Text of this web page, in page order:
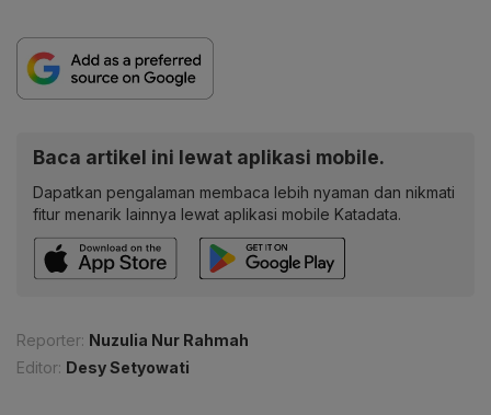
Baca artikel ini lewat aplikasi mobile.
Dapatkan pengalaman membaca lebih nyaman dan nikmati
fitur menarik lainnya lewat aplikasi mobile Katadata.
Reporter: Nuzulia Nur Rahmah
Editor: Desy Setyowati